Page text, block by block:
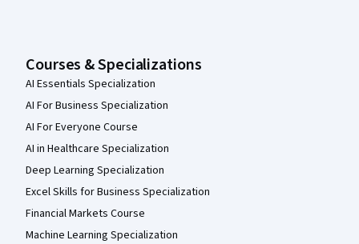
Courses & Specializations
AI Essentials Specialization
AI For Business Specialization
AI For Everyone Course
AI in Healthcare Specialization
Deep Learning Specialization
Excel Skills for Business Specialization
Financial Markets Course
Machine Learning Specialization